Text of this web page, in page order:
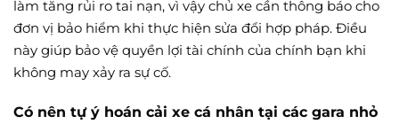
làm tăng rủi ro tai nạn, vì vậy chủ xe cần thông báo cho
đơn vị bảo hiểm khi thực hiện sửa đổi hợp pháp. Điều
này giúp bảo vệ quyền lợi tài chính của chính bạn khi
không may xảy ra sự cố.
Có nên tự ý hoán cải xe cá nhân tại các gara nhỏ